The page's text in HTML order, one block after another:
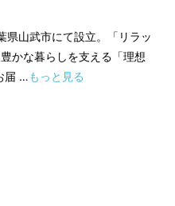
況・
が向
売予定
す。
しま
※送料無料（国内配
※デザイン・仕様
性もございます。
県山武市にて設立。「リラッ
かな暮らしを支える「理想
届 …もっと見る